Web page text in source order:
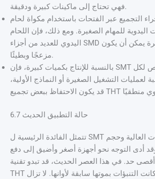
فهي تحتاج إلى ماكينات كبيرة ودقيقة.
التجميع عبر الفتحات باستخدام مكواة لحام
اليدوية للمهام الصغيرة. ومع ذلك، فإن اللحام
اليدوي للعديد من أجزاء SMD الصغيرة يمكن أن يكون
مزعجًا وبطيئًا.
بالنسبة للإنتاج بكميات كبيرة، فإن SMT أسرع وأرخص لكل
لعمليات التشغيل الصغيرة أو النماذج الأولية،
6.7 حالة التطبيق الحديث
تتمثل الفائدة الرئيسية ل SMT في كثافة المكونات العالية وحجم
أدى التوجه نحو أجهزة أصغر وأضيق إلى دفع
حد. في هذا العصر الحديث، قد تبدو تقنية
THT قديمة. ومع ذلك، كانت التنبؤات بموتها سابقة لأوانها. لا تزال